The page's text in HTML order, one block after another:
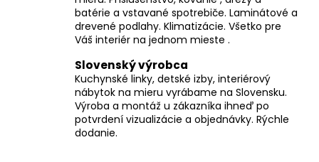
batérie a vstavané spotrebiče. Laminátové a
drevené podlahy. Klimatizácie. Všetko pre
Váš interiér na jednom mieste .
Slovenský výrobca
Kuchynské linky, detské izby, interiérový
nábytok na mieru vyrábame na Slovensku.
Výroba a montáž u zákazníka ihneď po
potvrdení vizualizácie a objednávky. Rýchle
dodanie.